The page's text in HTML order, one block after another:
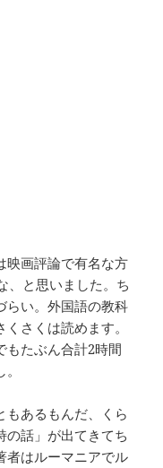
映画評論で有名な方
、と思いました。ち
らい。外国語の教科
さくは読めます。
もたぶん合計2時間
もあるもんだ、くら
の話」が出てきてち
者はルーマニアでル